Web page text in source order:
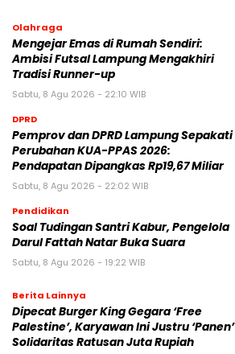
Olahraga
Mengejar Emas di Rumah Sendiri:
Ambisi Futsal Lampung Mengakhiri
Tradisi Runner-up
Sabtu, 8 Agu 2026 - 22:10 WIB
DPRD
Pemprov dan DPRD Lampung Sepakati
Perubahan KUA-PPAS 2026:
Pendapatan Dipangkas Rp19,67 Miliar
Sabtu, 8 Agu 2026 - 22:02 WIB
Pendidikan
Soal Tudingan Santri Kabur, Pengelola
Darul Fattah Natar Buka Suara
Sabtu, 8 Agu 2026 - 19:22 WIB
Berita Lainnya
Dipecat Burger King Gegara ‘Free
Palestine’, Karyawan Ini Justru ‘Panen’
Solidaritas Ratusan Juta Rupiah